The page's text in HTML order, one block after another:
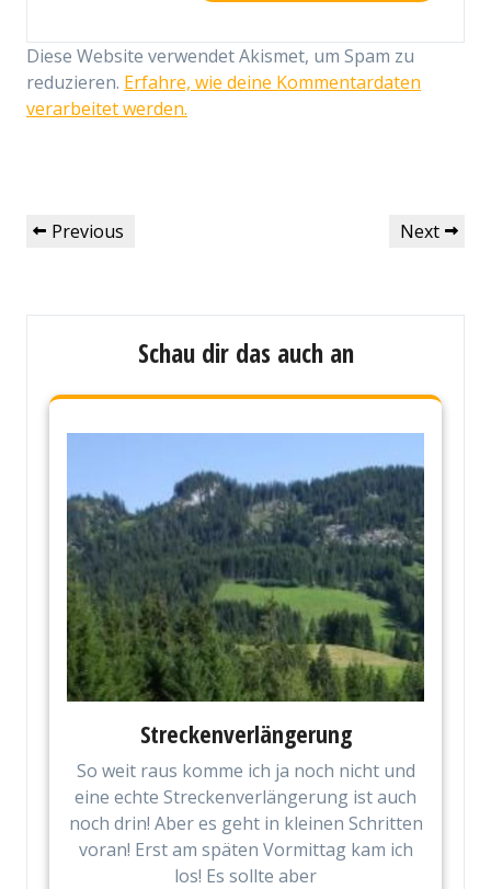
Diese Website verwendet Akismet, um Spam zu
reduzieren. Erfahre, wie deine Kommentardaten
verarbeitet werden.
Beitragsnavigation
Previous
Previous
Next
Next
Schau dir das auch an
Streckenverlängerung
So weit raus komme ich ja noch nicht und
eine echte Streckenverlängerung ist auch
noch drin! Aber es geht in kleinen Schritten
voran! Erst am späten Vormittag kam ich
los! Es sollte aber